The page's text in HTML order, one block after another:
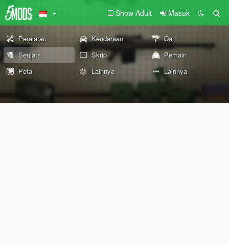
Show Adult Masuk
Peralatan Kendaraan
Cat
Senjata
Skrip
Pemain
Peta
Lainnya Lainnya